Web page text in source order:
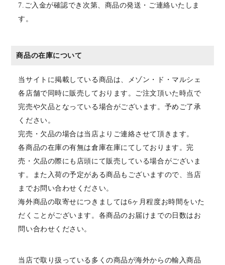
7.ご入金が確認でき次第、商品の発送・ご連絡いたしま
す。
商品の在庫について
当サイトに掲載している商品は、メゾン・ド・マルシェ
各店舗で同時に販売しております。ご注文頂いた時点で
完売や欠品となっている場合がございます。予めご了承
ください。
完売・欠品の場合は当店よりご連絡させて頂きます。
各商品の在庫の有無は倉庫在庫にてしております。完
売・欠品の際にも店頭にて販売している場合がございま
す。また入荷の予定がある商品もございますので、当店
までお問い合わせください。
海外商品の取寄せにつきましては6ヶ月程度お時間をいた
だくことがございます。各商品のお届けまでの日数はお
問い合わせください。
当店で取り扱っている多くの商品が海外からの輸入商品